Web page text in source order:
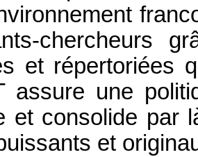
chercheurs
et répertoriées
assure une
et consolide par
et